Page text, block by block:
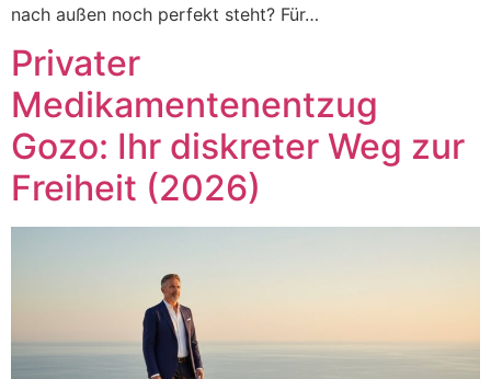
nach außen noch perfekt steht? Für…
Privater
Medikamentenentzug
Gozo: Ihr diskreter Weg zur
Freiheit (2026)